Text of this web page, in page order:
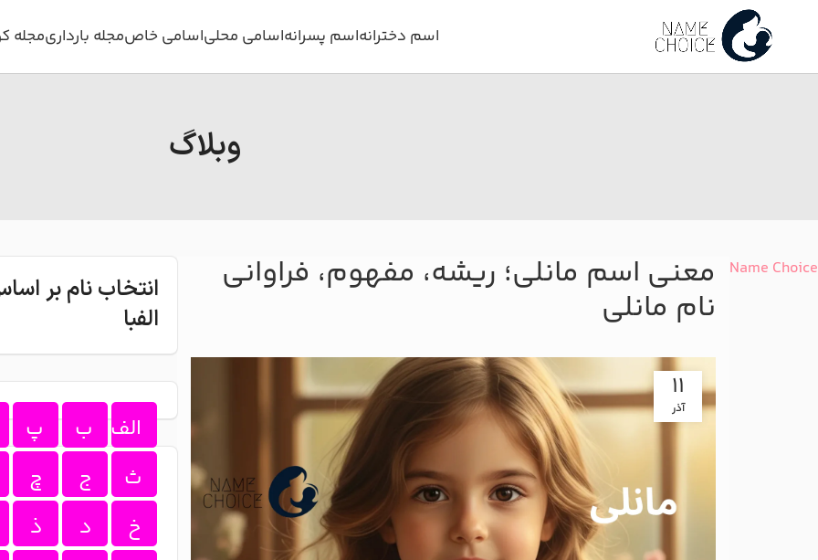
اسم دخترانهاسم پسرانهاسامی محلیاسامی خاصمجله بارداریمجله
وبلاگ
Name Choice معنی اسم مانلی؛ ریشه، مفهوم، فراوانی
نام مانلی
11
آذر
انتخاب نام بر
الفبا
الف ب
پ
ث
ج
چ
خ
د
ذ